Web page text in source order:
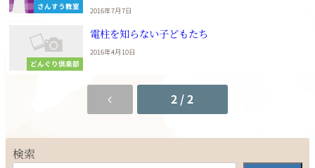
さんすう教室 2016年7月7日
どんぐり倶楽部
電柱を知らない子どもたち
2016年4月10日
2 / 2
検索